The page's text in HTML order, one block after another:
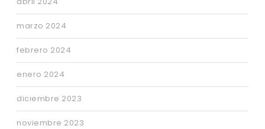
marzo 2024
febrero 2024
enero 2024
diciembre 2023
noviembre 2023